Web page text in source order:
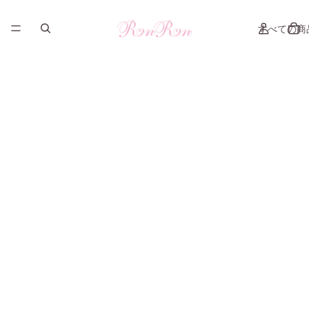
すべての商